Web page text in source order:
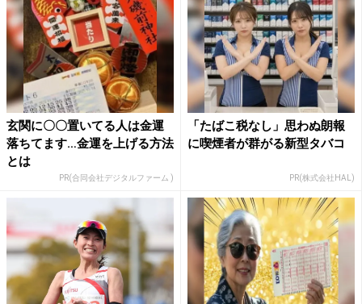
玄関に〇〇置いてる人は金運
落ちてます…金運を上げる方法
とは
PR(合同会社デジタルファーム )
「たばこ税なし」思わぬ朗報
に喫煙者が群がる新型タバコ
PR(株式会社HAL)